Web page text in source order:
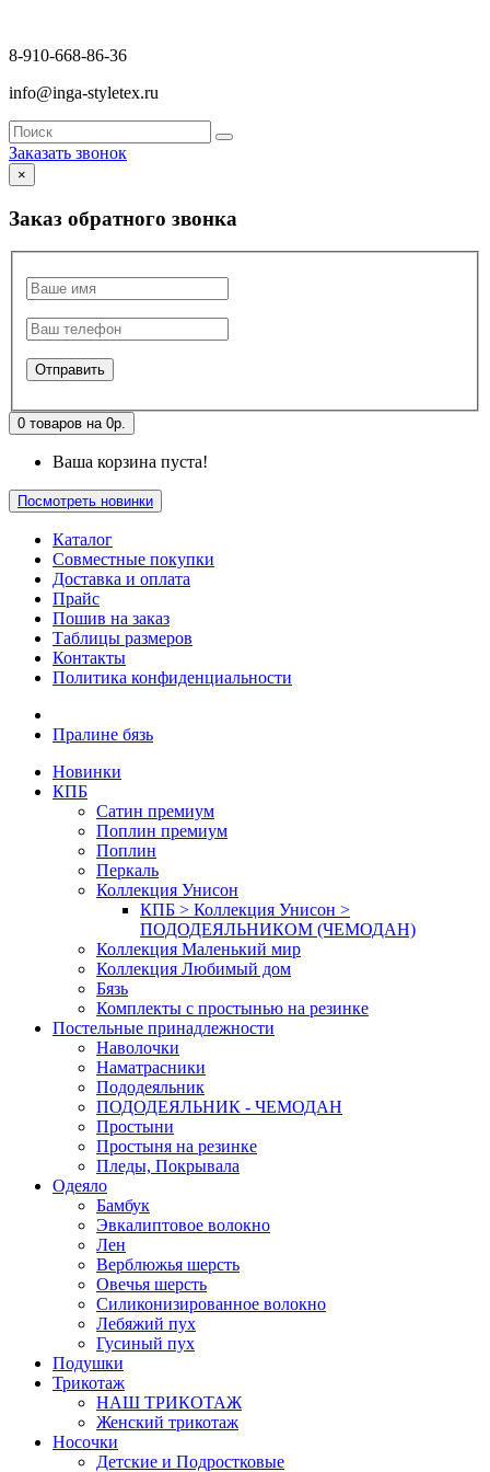
8-910-668-86-36
info@inga-styletex.ru
Заказать звонок
×
Заказ обратного звонка
0 товаров на 0р.
Ваша корзина пуста!
Посмотреть новинки
Каталог
Совместные покупки
Доставка и оплата
Прайс
Пошив на заказ
Таблицы размеров
Контакты
Политика конфиденциальности
Пралине бязь
Новинки
КПБ
Сатин премиум
Поплин премиум
Поплин
Перкаль
Коллекция Унисон
КПБ > Коллекция Унисон >
ПОДОДЕЯЛЬНИКОМ (ЧЕМОДАН)
Коллекция Маленький мир
Коллекция Любимый дом
Бязь
Комплекты с простынью на резинке
Постельные принадлежности
Наволочки
Наматрасники
Пододеяльник
ПОДОДЕЯЛЬНИК - ЧЕМОДАН
Простыни
Простыня на резинке
Пледы, Покрывала
Одеяло
Бамбук
Эвкалиптовое волокно
Лен
Верблюжья шерсть
Овечья шерсть
Силиконизированное волокно
Лебяжий пух
Гусиный пух
Подушки
Трикотаж
НАШ ТРИКОТАЖ
Женский трикотаж
Носочки
Детские и Подростковые